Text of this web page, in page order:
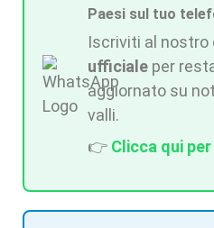
Paesi sul tuo
Iscriviti al nostro
ufficiale per
aggiornato su
valli.
👉 Clicca qui